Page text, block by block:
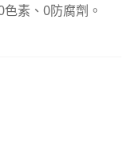
素、0防腐劑。